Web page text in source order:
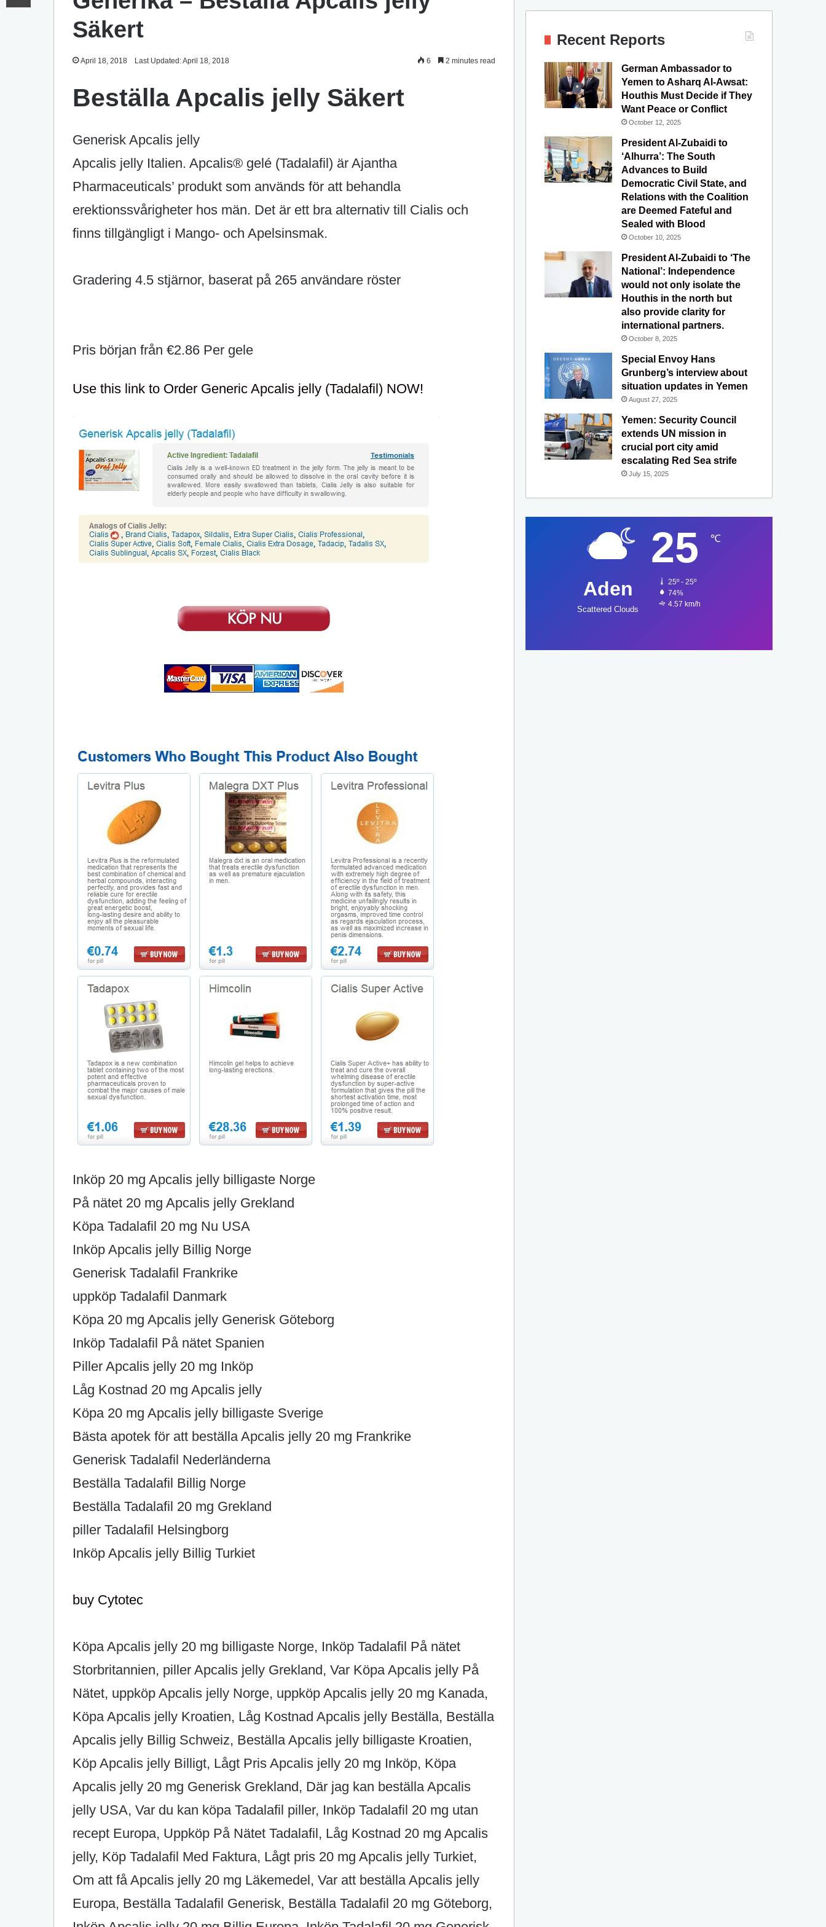
Säkert
April 18, 2018 Last Updated: April 18, 2018 6 2 minutes read
Beställa Apcalis jelly Säkert
Generisk Apcalis jelly
Apcalis jelly Italien. Apcalis® gelé (Tadalafil) är Ajantha
Pharmaceuticals’ produkt som används för att behandla
erektionssvårigheter hos män. Det är ett bra alternativ till Cialis och
finns tillgängligt i Mango- och Apelsinsmak.
Gradering 4.5 stjärnor, baserat på 265 användare röster
Pris början från €2.86 Per gele
Use this link to Order Generic Apcalis jelly (Tadalafil) NOW!
Inköp 20 mg Apcalis jelly billigaste Norge
På nätet 20 mg Apcalis jelly Grekland
Köpa Tadalafil 20 mg Nu USA
Inköp Apcalis jelly Billig Norge
Generisk Tadalafil Frankrike
uppköp Tadalafil Danmark
Köpa 20 mg Apcalis jelly Generisk Göteborg
Inköp Tadalafil På nätet Spanien
Piller Apcalis jelly 20 mg Inköp
Låg Kostnad 20 mg Apcalis jelly
Köpa 20 mg Apcalis jelly billigaste Sverige
Bästa apotek för att beställa Apcalis jelly 20 mg Frankrike
Generisk Tadalafil Nederländerna
Beställa Tadalafil Billig Norge
Beställa Tadalafil 20 mg Grekland
piller Tadalafil Helsingborg
Inköp Apcalis jelly Billig Turkiet
buy Cytotec
Köpa Apcalis jelly 20 mg billigaste Norge, Inköp Tadalafil På nätet
Storbritannien, piller Apcalis jelly Grekland, Var Köpa Apcalis jelly På
Nätet, uppköp Apcalis jelly Norge, uppköp Apcalis jelly 20 mg Kanada,
Köpa Apcalis jelly Kroatien, Låg Kostnad Apcalis jelly Beställa, Beställa
Apcalis jelly Billig Schweiz, Beställa Apcalis jelly billigaste Kroatien,
Köp Apcalis jelly Billigt, Lågt Pris Apcalis jelly 20 mg Inköp, Köpa
Apcalis jelly 20 mg Generisk Grekland, Där jag kan beställa Apcalis
jelly USA, Var du kan köpa Tadalafil piller, Inköp Tadalafil 20 mg utan
recept Europa, Uppköp På Nätet Tadalafil, Låg Kostnad 20 mg Apcalis
jelly, Köp Tadalafil Med Faktura, Lågt pris 20 mg Apcalis jelly Turkiet,
Om att få Apcalis jelly 20 mg Läkemedel, Var att beställa Apcalis jelly
Europa, Beställa Tadalafil Generisk, Beställa Tadalafil 20 mg Göteborg,
c
e
o
o
u
T
b
e
s
g
r
m
l
r
a
S
Recent Reports
German Ambassador to
Yemen to Asharq Al-Awsat:
Houthis Must Decide if They
Want Peace or Conflict
October 12, 2025
President Al-Zubaidi to
‘Alhurra’: The South
Advances to Build
Democratic Civil State, and
Relations with the Coalition
are Deemed Fateful and
Sealed with Blood
October 10, 2025
President Al-Zubaidi to ‘The
National’: Independence
would not only isolate the
Houthis in the north but
also provide clarity for
international partners.
October 8, 2025
Special Envoy Hans
Grunberg’s interview about
situation updates in Yemen
August 27, 2025
Yemen: Security Council
extends UN mission in
crucial port city amid
escalating Red Sea strife
July 15, 2025
Aden
Scattered Clouds
25 ℃
25º - 25º
74%
4.57 km/h